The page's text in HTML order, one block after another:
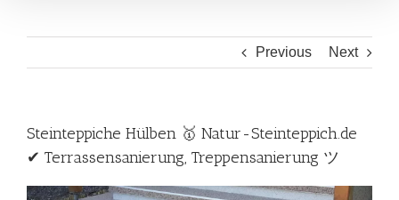
Previous Next
Steinteppiche Hülben 🥇 Natur-Steinteppich.de
✔ Terrassensanierung, Treppensanierung ツ